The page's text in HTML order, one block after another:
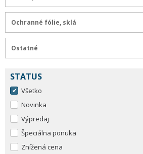
Ochranné fólie, sklá
Ostatné
STATUS
Všetko
Novinka
Výpredaj
Špeciálna ponuka
Znížená cena